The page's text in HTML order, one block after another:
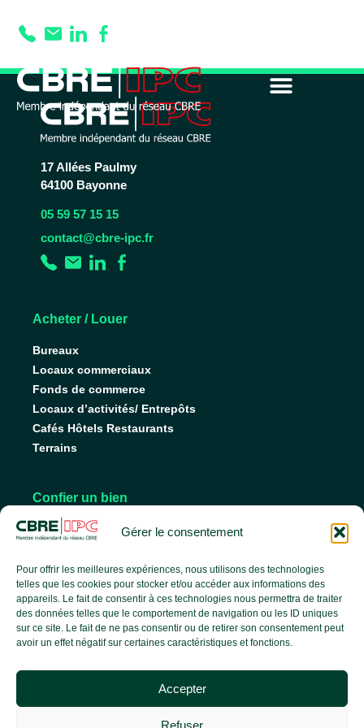
Gérer le consentement
Pour offrir les meilleures expériences, nous utilisons des technologies
telles que les cookies pour stocker et/ou accéder aux informations des
appareils. Le fait de consentir à ces technologies nous permettra de traiter
des données telles que le comportement de navigation ou les ID uniques
sur ce site. Le fait de ne pas consentir ou de retirer son consentement peut
avoir un effet négatif sur certaines caractéristiques et fonctions.
Accepter
Refuser
Prestation :
17 Allées Paulmy
64100 Bayonne
05 59 57 15 15
contact@cbre-ipc.fr
Acheter / Louer
Bureaux
Locaux commerciaux
Fonds de commerce
Locaux d’activités/ Entrepôts
Cafés Hôtels Restaurants
Terrains
Confier un bien
Nos conseils pour vendre
Faire gérer son bien
L’agence
L’équipe
Nos services
Le groupe CBRE